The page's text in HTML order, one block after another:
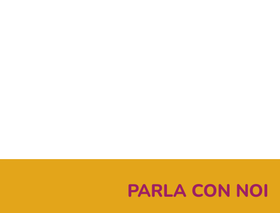
PARLA CON NOI